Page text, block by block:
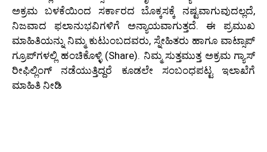
ಅಕ್ರಮ ಬಳಕೆಯಿಂದ ಸರ್ಕಾರದ ಬೊಕ್ಕಸಕ್ಕೆ ನಷ್ಟವಾಗುವುದಲ್ಲದೆ,
ನಿಜವಾದ ಫಲಾನುಭವಿಗಳಿಗೆ ಅನ್ಯಾಯವಾಗುತ್ತದೆ. ಈ ಪ್ರಮುಖ
ಮಾಹಿತಿಯನ್ನು ನಿಮ್ಮ ಕುಟುಂಬದವರು, ಸ್ನೇಹಿತರು ಹಾಗೂ ವಾಟ್ಸಾಪ್
ಗ್ರೂಪ್‌ಗಳಲ್ಲಿ ಹಂಚಿಕೊಳ್ಳಿ (Share). ನಿಮ್ಮ ಸುತ್ತಮುತ್ತ ಅಕ್ರಮ ಗ್ಯಾಸ್
ರೀಫಿಲ್ಲಿಂಗ್ ನಡೆಯುತ್ತಿದ್ದರೆ ಕೂಡಲೇ ಸಂಬಂಧಪಟ್ಟ ಇಲಾಖೆಗೆ
ಮಾಹಿತಿ ನೀಡಿ